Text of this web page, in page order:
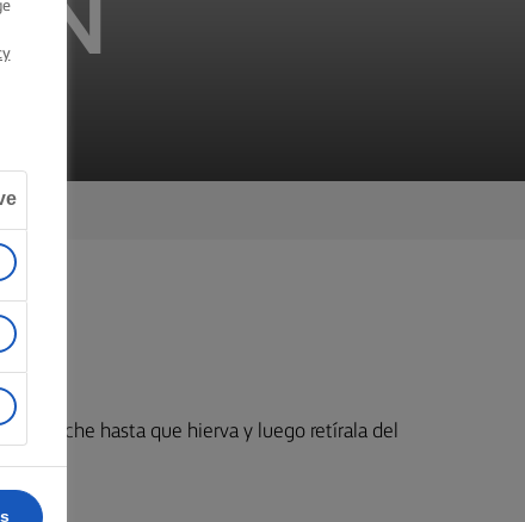
la leche hasta que hierva y luego retírala del